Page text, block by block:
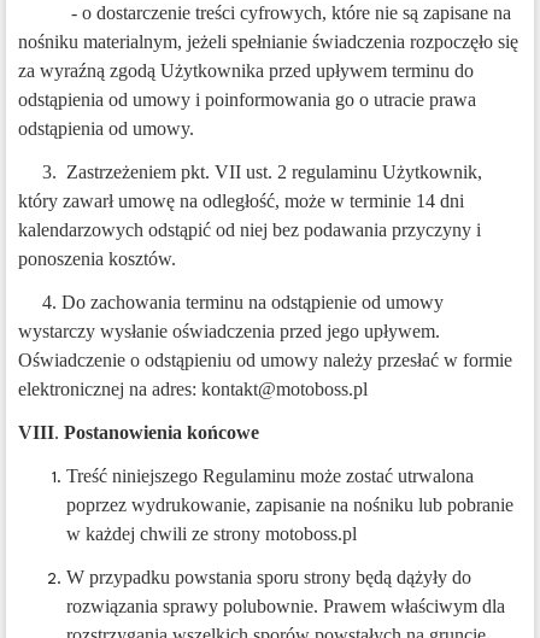
- o dostarczenie treści cyfrowych, które nie są zapisane na
nośniku materialnym, jeżeli spełnianie świadczenia rozpoczęło się
za wyraźną zgodą Użytkownika przed upływem terminu do
odstąpienia od umowy i poinformowania go o utracie prawa
odstąpienia od umowy.
3. Zastrzeżeniem pkt. VII ust. 2 regulaminu Użytkownik,
który zawarł umowę na odległość, może w terminie 14 dni
kalendarzowych odstąpić od niej bez podawania przyczyny i
ponoszenia kosztów.
4. Do zachowania terminu na odstąpienie od umowy
wystarczy wysłanie oświadczenia przed jego upływem.
Oświadczenie o odstąpieniu od umowy należy przesłać w formie
elektronicznej na adres: kontakt@motoboss.pl
VIII. Postanowienia końcowe
Treść niniejszego Regulaminu może zostać utrwalona
poprzez wydrukowanie, zapisanie na nośniku lub pobranie
w każdej chwili ze strony motoboss.pl
W przypadku powstania sporu strony będą dążyły do
rozwiązania sprawy polubownie. Prawem właściwym dla